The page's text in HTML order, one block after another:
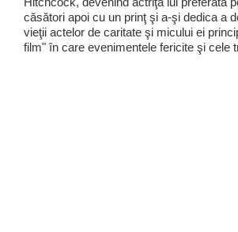
căsători apoi cu un prinţ şi a-şi dedica a
vieţii actelor de caritate şi micului ei
film" în care evenimentele fericite şi cele